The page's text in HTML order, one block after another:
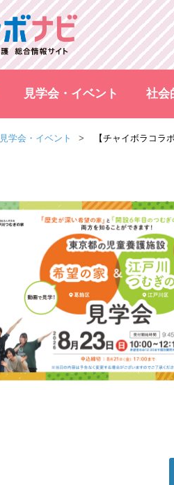
見学会・イベント 社会
見学会・イベント 【チャイボラコラ